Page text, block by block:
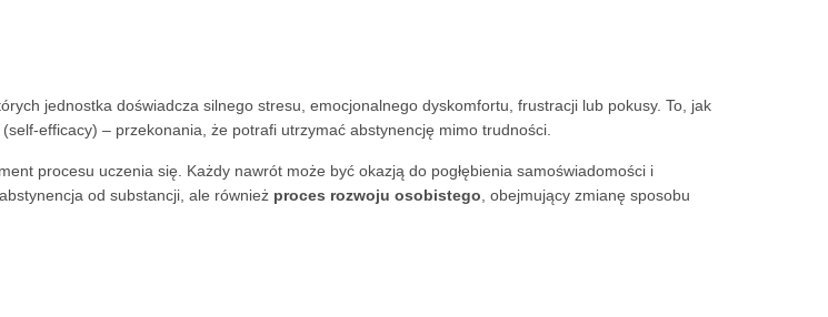
jednostka doświadcza silnego stresu, emocjonalnego dyskomfortu, frustracji lub pokusy. To, jak
(self-efficacy) – przekonania, że potrafi utrzymać abstynencję mimo trudności.
procesu uczenia się. Każdy nawrót może być okazją do pogłębienia samoświadomości i
od substancji, ale również proces rozwoju osobistego, obejmujący zmianę sposobu